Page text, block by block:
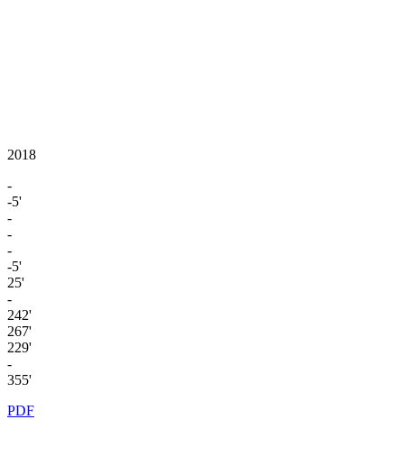
2018
-
-5'
-
-
-
-5'
25'
-
242'
267'
229'
-
355'
PDF